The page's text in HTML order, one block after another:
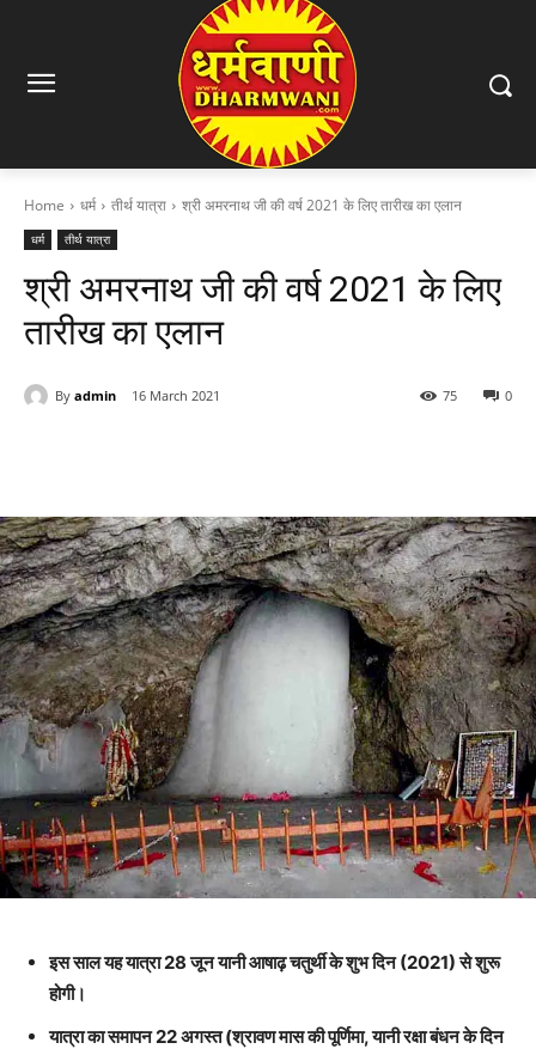
Home धर्म तीर्थ यात्रा श्री अमरनाथ जी की वर्ष 2021 के लिए तारीख का एलान
धर्म तीर्थ यात्रा
श्री अमरनाथ जी की वर्ष 2021 के लिए
तारीख का एलान
By admin 16 March 2021 0
75
इस साल यह यात्रा 28 जून यानी आषाढ़ चतुर्थी के शुभ दिन (2021) से शुरू
होगी।
यात्रा का समापन 22 अगस्त (श्रावण मास की पूर्णिमा, यानी रक्षा बंधन के दिन